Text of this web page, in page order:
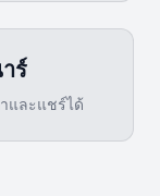
ร์
และแชร์ได้